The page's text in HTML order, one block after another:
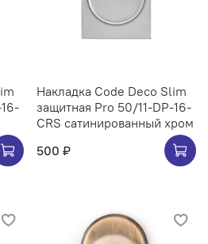
Накладка Code Deco Slim
защитная Pro 50/11-DP-16-
CRS сатинированный хром
500 ₽